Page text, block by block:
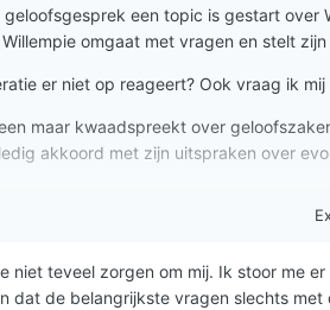
een topic is gestart
omgaat met vragen en stelt
er niet op reageert? Ook vraag ik
maar kwaadspreekt over
akkoord met zijn uitspraken over
niet teveel zorgen om mij. Ik stoor me
dat de belangrijkste vragen slechts